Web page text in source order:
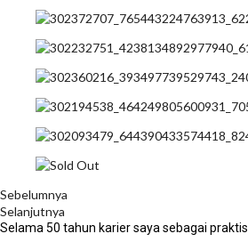
Sebelumnya
Selanjutnya
Selama 50 tahun karier saya sebagai